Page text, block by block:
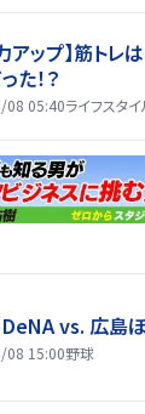
アップ】筋トレ
た！？
08 05:40ライフスタイ
DeNA vs. 広島
08 15:00野球